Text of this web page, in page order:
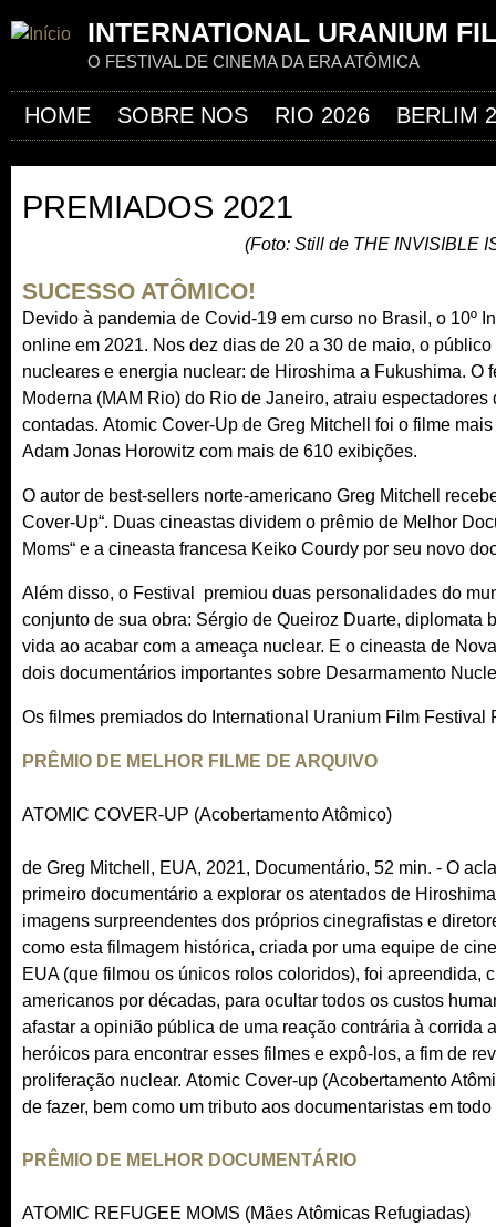
INTERNATIONAL URANIUM
O FESTIVAL DE CINEMA DA ERA ATÔMICA
PREMIADOS 2021
(Foto: Still de THE INVISIBLE
SUCESSO ATÔMICO!
Devido à pandemia de Covid-19 em curso no Brasil, o 10º
online em 2021. Nos dez dias de 20 a 30 de maio, o
nucleares e energia nuclear: de Hiroshima a Fukushima.
Moderna (MAM Rio) do Rio de Janeiro, atraiu
contadas. Atomic Cover-Up de Greg Mitchell foi o filme
Adam Jonas Horowitz com mais de 610 exibições.
O autor de best-sellers norte-americano Greg Mitchell
Cover-Up“. Duas cineastas dividem o prêmio de Melhor
Moms“ e a cineasta francesa Keiko Courdy por seu novo
Além disso, o Festival premiou duas personalidades do
conjunto de sua obra: Sérgio de Queiroz Duarte,
vida ao acabar com a ameaça nuclear. E o cineasta de
dois documentários importantes sobre Desarmamento
Os filmes premiados do International Uranium Film Festival
PRÊMIO DE MELHOR FILME DE ARQUIVO
ATOMIC COVER-UP (Acobertamento Atômico)
de Greg Mitchell, EUA, 2021, Documentário, 52 min. - O
primeiro documentário a explorar os atentados de
imagens surpreendentes dos próprios cinegrafistas e
como esta filmagem histórica, criada por uma equipe de
EUA (que filmou os únicos rolos coloridos), foi
americanos por décadas, para ocultar todos os custos
afastar a opinião pública de uma reação contrária à corrida
heróicos para encontrar esses filmes e expô-los, a fim de
proliferação nuclear. Atomic Cover-up (Acobertamento
de fazer, bem como um tributo aos documentaristas em
PRÊMIO DE MELHOR DOCUMENTÁRIO
ATOMIC REFUGEE MOMS (Mães Atômicas Refugiadas)
HOME SOBRE NOS RIO 2026 BERLIM